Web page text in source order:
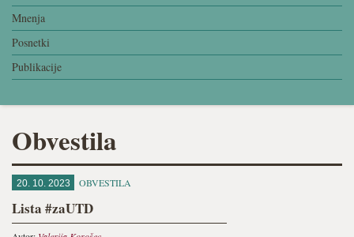
Mnenja
Posnetki
Publikacije
Obvestila
20. 10. 2023 OBVESTILA
Lista #zaUTD